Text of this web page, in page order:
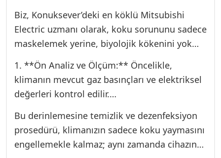
Biz, Konuksever’deki en köklü Mitsubishi
Electric uzmanı olarak, koku sorununu sadece
maskelemek yerine, biyolojik kökenini yok
etmeyi hedefleriz:
1. **Ön Analiz ve Ölçüm:** Öncelikle,
klimanın mevcut gaz basınçları ve elektriksel
değerleri kontrol edilir.
olan biyofilm tabakasına ulaşmak için iç
ünitenin (Evaporatör, fan türbini ve yoğuşma
tavası) kapakları ve filtreleri tamamen
Bu derinlemesine temizlik ve dezenfeksiyon
prosedürü, klimanızın sadece koku yaymasını
engellemekle kalmaz; aynı zamanda cihazın